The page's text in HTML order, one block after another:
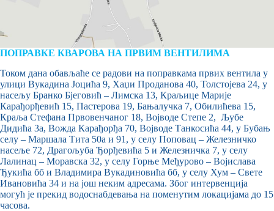
ПОПРАВКЕ КВАРОВА НА ПРВИМ ВЕНТИЛИМА
Током дана обављаће се радови на поправкама првих вентила у
улици Вукадина Јоцића 9, Хаџи Проданова 40, Толстојева 24, у
насељу Бранко Бјеговић – Лимска 13, Краљице Марије
Карађорђевић 15, Пастерова 19, Бањалучка 7, Обилићева 15,
Краља Стефана Првовенчаног 18, Војводе Степе 2, Љубе
Дидића 3а, Вожда Карађорђа 70, Војводе Танкосића 44, у Бубањ
селу – Маршала Тита 50а и 91, у селу Поповац – Железничко
насеље 72, Драгољуба Ђорђевића 5 и Железничка 7, у селу
Лалинац – Моравска 32, у селу Горње Међурово – Војислава
Ђукића бб и Владимира Вукадиновића бб, у селу Хум – Свете
Ивановића 34 и на још неким адресама. Због интервенција
могућ је прекид водоснабдевања на поменутим локацијама до 15
часова.